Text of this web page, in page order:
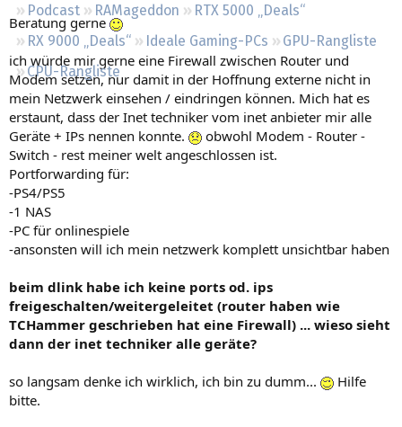
Podcast RAMageddon
RTX 5000 „Deals“
RX 9000 „Deals“
Ideale Gaming-PCs
GPU-Rangliste
CPU-Rangliste
Beratung gerne
ich würde mir gerne eine Firewall zwischen Router und
Modem setzen, nur damit in der Hoffnung externe nicht in
mein Netzwerk einsehen / eindringen können. Mich hat es
erstaunt, dass der Inet techniker vom inet anbieter mir alle
Geräte + IPs nennen konnte.
obwohl Modem - Router -
Switch - rest meiner welt angeschlossen ist.
Portforwarding für:
-PS4/PS5
-1 NAS
-PC für onlinespiele
-ansonsten will ich mein netzwerk komplett unsichtbar haben
beim dlink habe ich keine ports od. ips
freigeschalten/weitergeleitet (router haben wie
TCHammer geschrieben hat eine Firewall) ... wieso sieht
dann der inet techniker alle geräte?
so langsam denke ich wirklich, ich bin zu dumm...
Hilfe
bitte.